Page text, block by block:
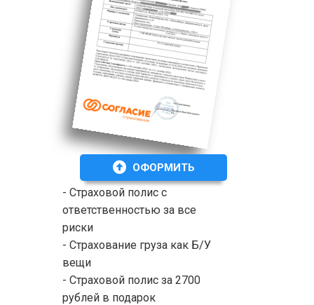
- Страховой полис с
ответственностью за все
риски
- Страхование груза как Б/У
вещи
- Страховой полис за 2700
рублей в подарок
ОФОРМИТЬ